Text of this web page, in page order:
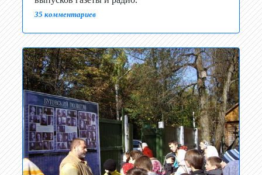
35 комментариев